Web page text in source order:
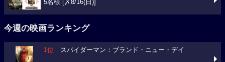
5名様 [〆8/16(日)]
今週の映画ランキング
1位 スパイダーマン：ブランド・ニュー・デイ